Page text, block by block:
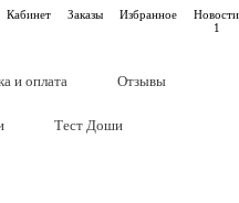
Новости
1
Избранное
Заказы
Кабинет
и оплата Отзывы
Тест Доши